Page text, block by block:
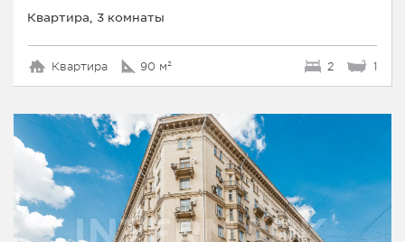
Квартира, 3 комнаты
Квартира 90 м² 2 1